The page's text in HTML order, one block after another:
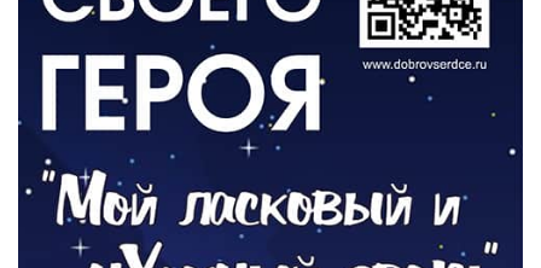
Новый настил на экотропе
05.08.2026